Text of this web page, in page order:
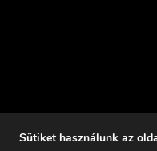
Sütiket használunk az